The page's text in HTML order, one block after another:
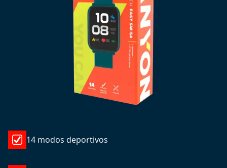
14 modos deportivos